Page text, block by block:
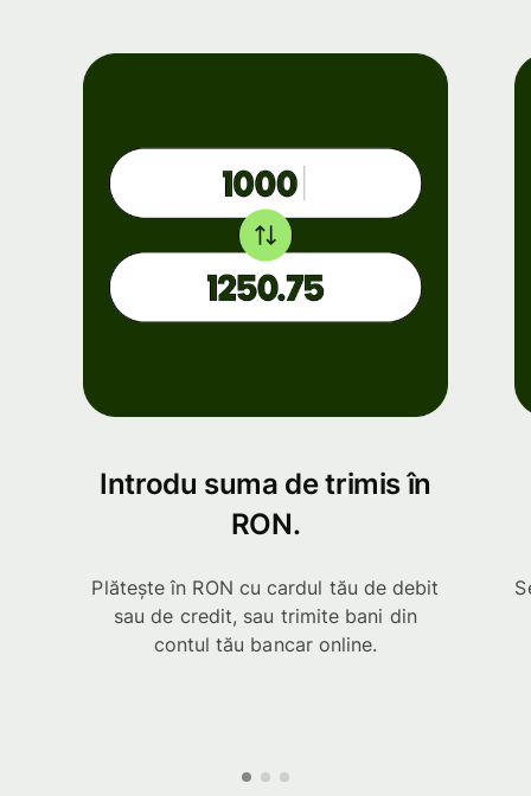
Introdu suma de trimis în
RON.
Plătește în RON cu cardul tău de debit
sau de credit, sau trimite bani din
contul tău bancar online.